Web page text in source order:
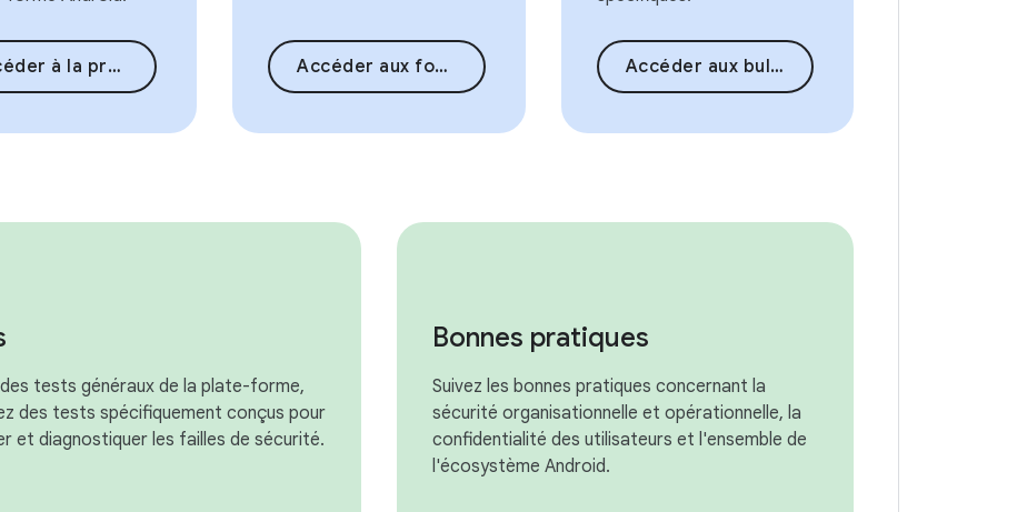
la présentation de la sécurité Accéder aux fonctionnalités de sécurité Accéder aux bulletins de sécurité
des tests généraux de la plate-forme,
des tests spécifiquement conçus pour
et diagnostiquer les failles de sécurité.
Bonnes pratiques
Suivez les bonnes pratiques concernant la
sécurité organisationnelle et opérationnelle, la
confidentialité des utilisateurs et l'ensemble de
l'écosystème Android.